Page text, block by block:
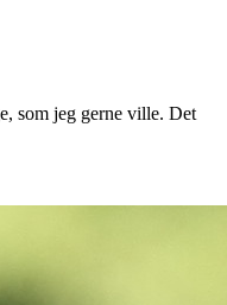
som jeg gerne ville. Det